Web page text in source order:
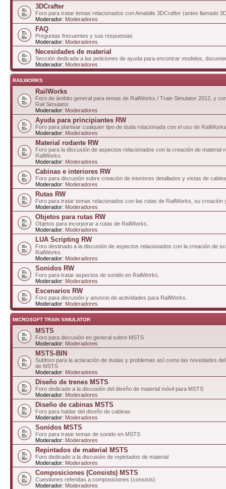
3DCrafter
Foro para tratar temas relacionados con Amabilis 3DCrafter (antes llamado
Moderador: Moderadores
FAQ
Preguntas frecuentes y sus respuestas
Moderador: Moderadores
Necesidades de material
Sección dedicada a las peticiones de ayuda para encontrar modelos,
Moderador: Moderadores
RAILWORKS
RailWorks
Foro de ámbito general para temas de RailWorks / Train Simulator 2012, y
Rail Simulator.
Moderador: Moderadores
Ayuda para principiantes RW
Foro para plantear cualquier tipo de duda relacionada con el uso de
Moderador: Moderadores
Material rodante RW
Foro para la discusión de aspectos relacionados con la creación de material
RailWorks.
Moderador: Moderadores
Cabinas e interiores RW
Foro para discusión sobre creación de interiores detallados y vistas de
Moderador: Moderadores
Rutas RW
Foro para tratar temas relacionados con las rutas de RailWorks, su creación
Moderador: Moderadores
Objetos para rutas RW
Objetos para incorporar a rutas de RailWorks.
Moderador: Moderadores
LUA Scripting RW
Foro destinado a la discusión de aspectos relacionados con la creación de
RailWorks.
Moderador: Moderadores
Sonidos RW
Foro para tratar aspectos de sonido en RailWorks.
Moderador: Moderadores
Escenarios RW
Foro para discusión y anuncio de actividades para RailWorks.
Moderador: Moderadores
MICROSOFT TRAIN SIMULATOR
MSTS
Foro para discusión en general sobre MSTS
Moderador: Moderadores
MSTS-BIN
Subforo para la aclaración de dudas y problemas así como las novedades
de MSTS
Moderador: Moderadores
Diseño de trenes MSTS
Foro dedicado a la discusión del diseño de material móvil para MSTS
Moderador: Moderadores
Diseño de cabinas MSTS
Foro para hablar del diseño de cabinas
Moderador: Moderadores
Sonidos MSTS
Foro para tratar temas de sonido en MSTS
Moderador: Moderadores
Repintados de material MSTS
Foro dedicado a la discusión de repintados de material
Moderador: Moderadores
Composiciones (Consists) MSTS
Cuestiones referidas a composiciones (consists)
Moderador: Moderadores